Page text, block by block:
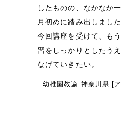
したものの、なかなか
月初めに踏み出しました
今回講座を受けて、も
習をしっかりとしたう
なげていきたい。
幼稚園教諭 神奈川県 [